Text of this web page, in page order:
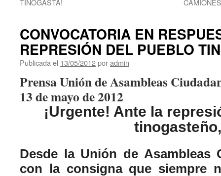
TINOGASTA!
CONVOCATORIA EN
REPRESIÓN DEL PUEBLO
Publicada el 13/05/2012poradmin
Prensa Unión de Asambleas
13 de mayo de 2012
¡Urgente! Ante la
tinogasteño,
Desde la Unión de Asambleas
con la consigna que siempre